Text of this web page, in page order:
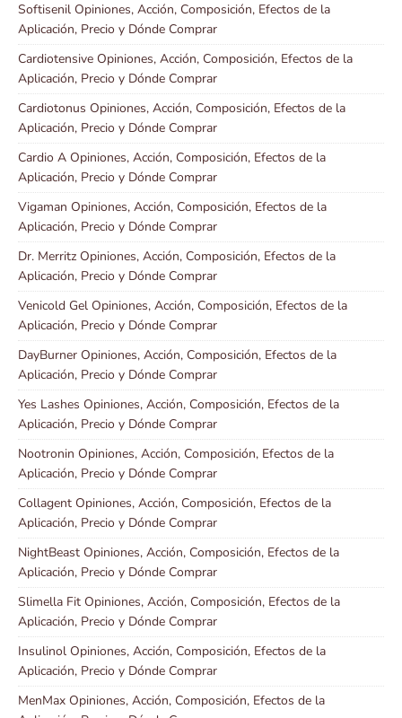
Softisenil Opiniones, Acción, Composición, Efectos de la
Aplicación, Precio y Dónde Comprar
Cardiotensive Opiniones, Acción, Composición, Efectos de la
Aplicación, Precio y Dónde Comprar
Cardiotonus Opiniones, Acción, Composición, Efectos de la
Aplicación, Precio y Dónde Comprar
Cardio A Opiniones, Acción, Composición, Efectos de la
Aplicación, Precio y Dónde Comprar
Vigaman Opiniones, Acción, Composición, Efectos de la
Aplicación, Precio y Dónde Comprar
Dr. Merritz Opiniones, Acción, Composición, Efectos de la
Aplicación, Precio y Dónde Comprar
Venicold Gel Opiniones, Acción, Composición, Efectos de la
Aplicación, Precio y Dónde Comprar
DayBurner Opiniones, Acción, Composición, Efectos de la
Aplicación, Precio y Dónde Comprar
Yes Lashes Opiniones, Acción, Composición, Efectos de la
Aplicación, Precio y Dónde Comprar
Nootronin Opiniones, Acción, Composición, Efectos de la
Aplicación, Precio y Dónde Comprar
Collagent Opiniones, Acción, Composición, Efectos de la
Aplicación, Precio y Dónde Comprar
NightBeast Opiniones, Acción, Composición, Efectos de la
Aplicación, Precio y Dónde Comprar
Slimella Fit Opiniones, Acción, Composición, Efectos de la
Aplicación, Precio y Dónde Comprar
Insulinol Opiniones, Acción, Composición, Efectos de la
Aplicación, Precio y Dónde Comprar
MenMax Opiniones, Acción, Composición, Efectos de la